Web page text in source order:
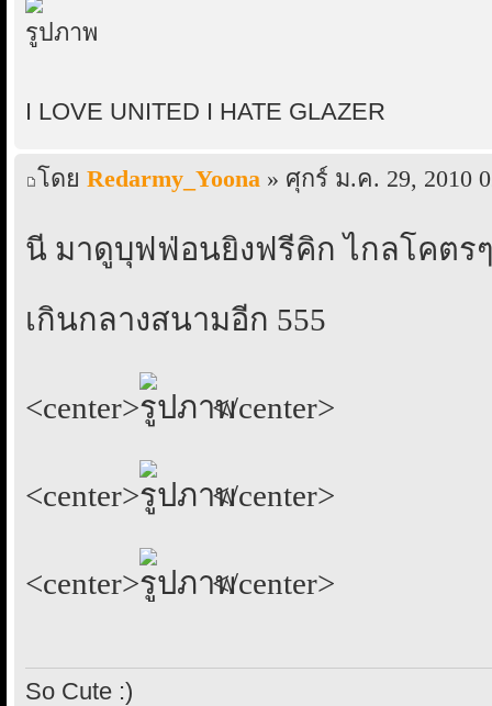
I LOVE UNITED I HATE GLAZER
โดย Redarmy_Yoona » ศุกร์ ม.ค. 29, 2010
นี่ มาดูบุฟฟ่อนยิงฟรีคิก ไกลโคตร
เกินกลางสนามอีก 555
<center> </center>
<center> </center>
<center> </center>
So Cute :)